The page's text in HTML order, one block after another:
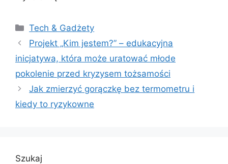
Kategorie
Tech & Gadżety
Projekt „Kim jestem?” – edukacyjna
inicjatywa, która może uratować młode
pokolenie przed kryzysem tożsamości
Jak zmierzyć gorączkę bez termometru i
kiedy to ryzykowne
Szukaj